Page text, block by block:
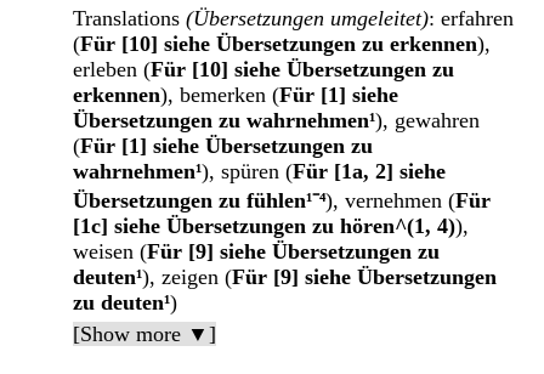
Translations (Übersetzungen umgeleitet): erfahren
(Für [10] siehe Übersetzungen zu erkennen),
erleben (Für [10] siehe Übersetzungen zu
erkennen), bemerken (Für [1] siehe
Übersetzungen zu wahrnehmen¹), gewahren
(Für [1] siehe Übersetzungen zu
wahrnehmen¹), spüren (Für [1a, 2] siehe
Übersetzungen zu fühlen¹⁻⁴), vernehmen (Für
[1c] siehe Übersetzungen zu hören^(1, 4)),
weisen (Für [9] siehe Übersetzungen zu
deuten¹), zeigen (Für [9] siehe Übersetzungen
zu deuten¹)
[Show more ▼]